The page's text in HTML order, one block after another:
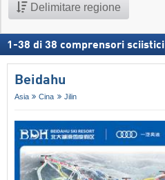
Delimitare regione
1 -38 di 38 comprensori sciistici
Beidahu
Asia Cina Jilin